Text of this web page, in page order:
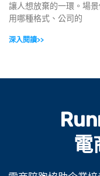
讓人想放棄的一環。場
用哪種格式、公司的
深入閱讀>>
電